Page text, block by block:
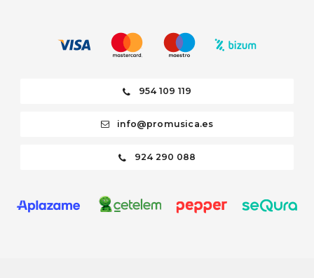
954 109 119
info@promusica.es
924 290 088